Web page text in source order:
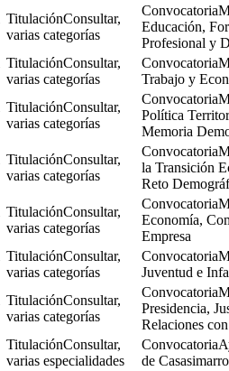
Consultar,
varias categorías
Educación,
Profesional y
Consultar,
varias categorías
Trabajo y
Consultar,
varias categorías
Política
Memoria
Consultar,
varias categorías
la Transición
Reto
Consultar,
varias categorías
Economía,
Empresa
Consultar,
varias categorías
Juventud e
Consultar,
varias categorías
Presidencia,
Relaciones
Consultar,
varias especialidades
de